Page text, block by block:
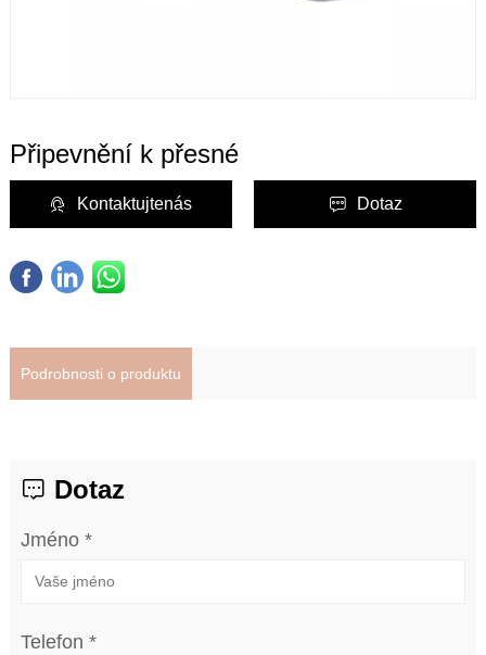
Připevnění k přesné
Kontaktujtenás Dotaz
Podrobnosti o produktu
Dotaz
Jméno *
Telefon *